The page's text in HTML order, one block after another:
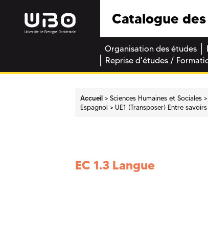
Catalogue
Organisation des études
Reprise d'études /
Accueil Sciences Humaines et Sociales
Espagnol
UE1 (Transposer) Entre
EC 1.3 Langue